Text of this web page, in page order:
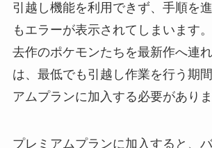
引越し機能を利用できず、手順を
もエラーが表示されてしまいます
去作のポケモンたちを最新作へ連
は、最低でも引越し作業を行う期
アムプランに加入する必要がありま
プレミアムプランに加入すると、